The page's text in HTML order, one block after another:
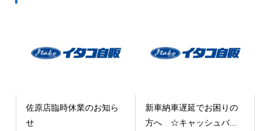
佐原店臨時休業のお知ら
せ
新車納車遅延でお困りの
方へ ☆キャッシュバ...